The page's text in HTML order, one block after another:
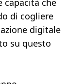
capacità che
di cogliere
digitale
su questo